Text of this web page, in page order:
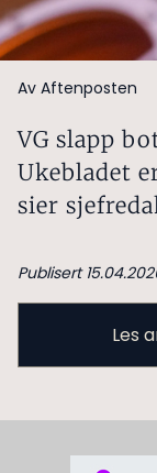
Av Aftenposten
VG slapp
Ukebladet
sier
Publisert
Les